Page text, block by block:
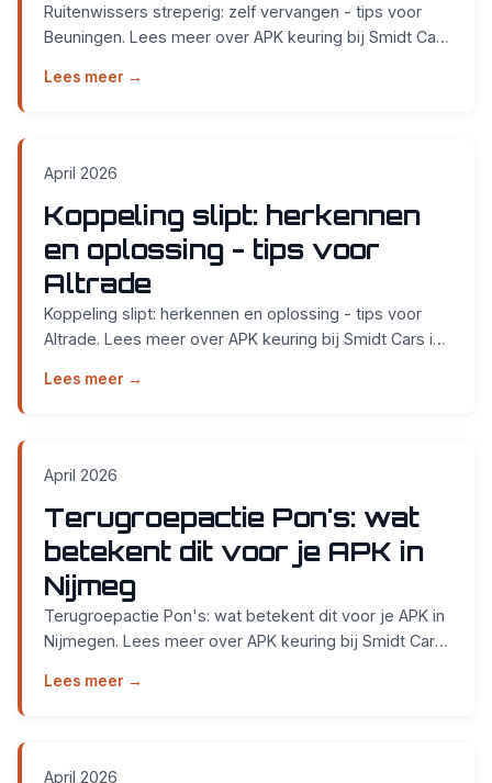
Ruitenwissers streperig: zelf vervangen - tips voor
Beuningen. Lees meer over APK keuring bij Smidt Cars
Lees meer →
April 2026
Koppeling slipt: herkennen
en oplossing - tips voor
Altrade
Koppeling slipt: herkennen en oplossing - tips voor
Altrade. Lees meer over APK keuring bij Smidt Cars in
Lees meer →
April 2026
Terugroepactie Pon's: wat
betekent dit voor je APK in
Nijmeg
Terugroepactie Pon's: wat betekent dit voor je APK in
Nijmegen. Lees meer over APK keuring bij Smidt Cars
Lees meer →
April 2026